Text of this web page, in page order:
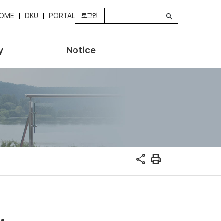
DKU PORTAL 로그인 search
Notice
share print